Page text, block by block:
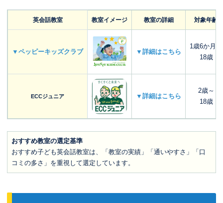
英会話教室 教室イメージ 教室の詳細 対象年齢
▼ペッピーキッズクラブ ▼詳細はこちら
1歳6か月～
18歳
ECCジュニア ▼詳細はこちら
2歳～
18歳
おすすめ教室の選定基準
おすすめ子ども英会話教室は、「教室の実績」「通いやすさ」「口
コミの多さ」を重視して選定しています。